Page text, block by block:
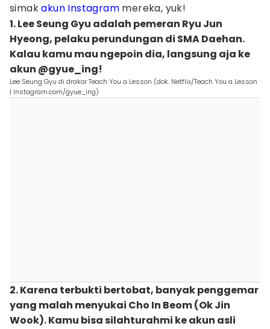
simakakun Instagram mereka, yuk!
1. Lee Seung Gyu adalah pemeran Ryu Jun
Hyeong, pelaku perundungan di SMA Daehan.
Kalau kamu mau ngepoin dia, langsung aja ke
akun @gyue_ing!
Lee Seung Gyu di drakor Teach You a Lesson (dok. Netflix/Teach You a Lesson
| Instagram.com/gyue_ing)
2. Karena terbukti bertobat, banyak penggemar
yang malah menyukai Cho In Beom (Ok Jin
Wook). Kamu bisa silahturahmi ke akun asli